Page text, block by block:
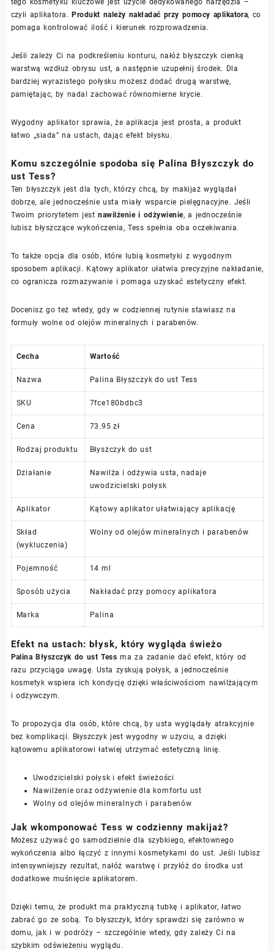
tego kosmetyku kluczowe jest użycie dedykowanego narzędzia –
czyli aplikatora. Produkt należy nakładać przy pomocy aplikatora, co
pomaga kontrolować ilość i kierunek rozprowadzenia.
Jeśli zależy Ci na podkreśleniu konturu, nałóż błyszczyk cienką
warstwą wzdłuż obrysu ust, a następnie uzupełnij środek. Dla
bardziej wyrazistego połysku możesz dodać drugą warstwę,
pamiętając, by nadal zachować równomierne krycie.
Wygodny aplikator sprawia, że aplikacja jest prosta, a produkt
łatwo „siada” na ustach, dając efekt błysku.
Komu szczególnie spodoba się Palina Błyszczyk do
ust Tess?
Ten błyszczyk jest dla tych, którzy chcą, by makijaż wyglądał
dobrze, ale jednocześnie usta miały wsparcie pielęgnacyjne. Jeśli
Twoim priorytetem jestnawilżenie i odżywienie, a jednocześnie
lubisz błyszczące wykończenia, Tess spełnia oba oczekiwania.
To także opcja dla osób, które lubią kosmetyki z wygodnym
sposobem aplikacji. Kątowy aplikator ułatwia precyzyjne nakładanie,
co ogranicza rozmazywanie i pomaga uzyskać estetyczny efekt.
Docenisz go też wtedy, gdy w codziennej rutynie stawiasz na
formuły wolne od olejów mineralnych i parabenów.
Cecha Wartość
Nazwa Palina Błyszczyk do ust Tess
SKU 7fce180bdbc3
Cena 73.95 zł
Rodzaj produktu Błyszczyk do ust
Działanie
Nawilża i odżywia usta, nadaje
uwodzicielski połysk
Aplikator Kątowy aplikator ułatwiający aplikację
Skład
(wykluczenia)
Wolny od olejów mineralnych i parabenów
Pojemność 14 ml
Sposób użycia Nakładać przy pomocy aplikatora
Marka Palina
Efekt na ustach: błysk, który wygląda świeżo
Palina Błyszczyk do ust Tess ma za zadanie dać efekt, który od
razu przyciąga uwagę. Usta zyskują połysk, a jednocześnie
kosmetyk wspiera ich kondycję dzięki właściwościom nawilżającym
i odżywczym.
To propozycja dla osób, które chcą, by usta wyglądały atrakcyjnie
bez komplikacji. Błyszczyk jest wygodny w użyciu, a dzięki
kątowemu aplikatorowi łatwiej utrzymać estetyczną linię.
Uwodzicielski połysk i efekt świeżości
Nawilżenie oraz odżywienie dla komfortu ust
Wolny od olejów mineralnych i parabenów
Jak wkomponować Tess w codzienny makijaż?
Możesz używać go samodzielnie dla szybkiego, efektownego
wykończenia albo łączyć z innymi kosmetykami do ust. Jeśli lubisz
intensywniejszy rezultat, nałóż warstwę i przyłóż do środka ust
dodatkowe muśnięcie aplikatorem.
Dzięki temu, że produkt ma praktyczną tubkę i aplikator, łatwo
zabrać go ze sobą. To błyszczyk, który sprawdzi się zarówno w
domu, jak i w podróży – szczególnie wtedy, gdy zależy Ci na
szybkim odświeżeniu wyglądu.